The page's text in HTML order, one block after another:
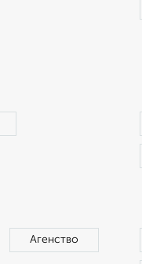
Агенство